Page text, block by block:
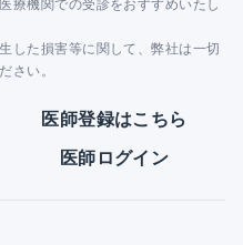
療機関での受診をおすすめいたし
した損害等に関して、弊社は一切
さい。
医師登録はこちら
医師ログイン